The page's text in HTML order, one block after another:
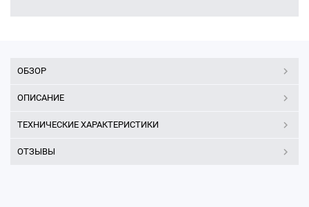
ОБЗОР
ОПИСАНИЕ
ТЕХНИЧЕСКИЕ ХАРАКТЕРИСТИКИ
ОТЗЫВЫ